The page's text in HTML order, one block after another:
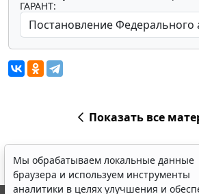
ГАРАНТ:
Показать все
Мы обрабатываем локальные данные
браузера и используем инструменты
аналитики в целях улучшения и